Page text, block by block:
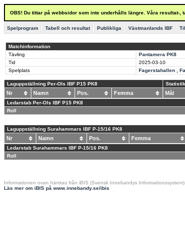
OBS! Du tittar på webbsidor som inte underhålls längre. Våra resultat-,
Spelprogram Tabell och resultat Publikliga Västmanlands IBF
Matchinformation
Tävling
Pantamera PK8
Tid
2025-03-10
Spelplats
Fagerstahallen ,
Laguppställning Per-Ols IBF P15 PK8
Nr Namn Pos. Femma Mål
Ledarstab Per-Ols IBF P15 PK8
Roll
Laguppställning Surahammars IBF P-15/16 PK8
Nr Namn Pos. Femma
Ledarstab Surahammars IBF P-15/16 PK8
Roll
Informationen ovan hämtas från iBIS (Svensk Innebandys Informationssystem)
Läs mer om iBIS på www.innebandy.se/ibis